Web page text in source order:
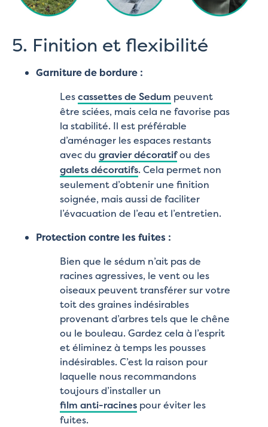
5. Finition et flexibilité
Garniture de bordure :
Lescassettes de Sedum peuvent
être sciées, mais cela ne favorise pas
la stabilité. Il est préférable
d’aménager les espaces restants
avec du gravier décoratifou des
galets décoratifs. Cela permet non
seulement d’obtenir une finition
soignée, mais aussi de faciliter
l’évacuation de l’eau et l’entretien.
Protection contre les fuites :
Bien que le sédum n’ait pas de
racines agressives, le vent ou les
oiseaux peuvent transférer sur votre
toit des graines indésirables
provenant d’arbres tels que le chêne
ou le bouleau. Gardez cela à l’esprit
et éliminez à temps les pousses
indésirables. C’est la raison pour
laquelle nous recommandons
toujours d’installer un
film anti-racines pour éviter les
fuites.